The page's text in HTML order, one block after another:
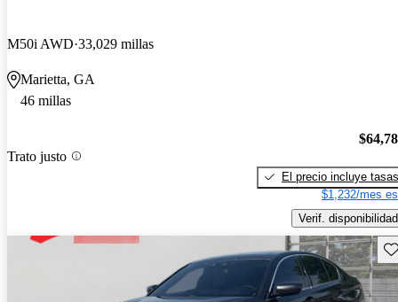
M50i AWD 33,029 millas
Marietta, GA
46 millas
Trato justo
El precio incluye tasas
$1,232/mes
Verif. disponibilidad